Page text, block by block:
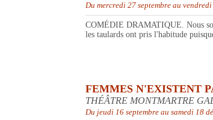
Du mercredi 27 septembre au
COMÉDIE DRAMATIQUE. Nous
les taulards ont pris l'habitude
FEMMES N'EXISTENT
THÉÂTRE MONTMARTRE
Du jeudi 16 septembre au samedi 18